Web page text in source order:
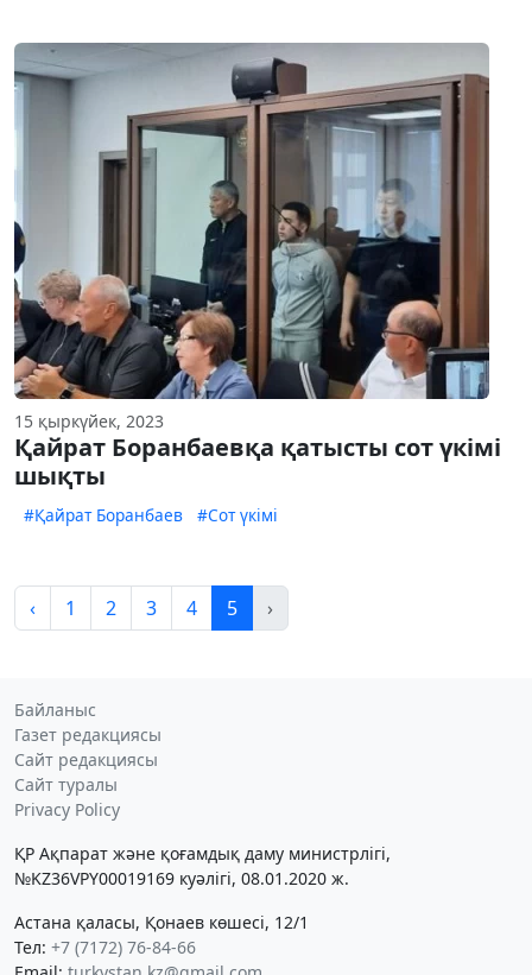
15 қыркүйек, 2023
Қайрат Боранбаевқа қатысты сот үкімі
шықты
#Қайрат Боранбаев #Сот үкімі
‹ 1 2 3 4 5 ›
Байланыс
Газет редакциясы
Сайт редакциясы
Сайт туралы
Privacy Policy
ҚР Ақпарат және қоғамдық даму министрлігі,
№KZ36VPY00019169 куәлігі, 08.01.2020 ж.
Астана қаласы, Қонаев көшесі, 12/1
Тел: +7 (7172) 76-84-66